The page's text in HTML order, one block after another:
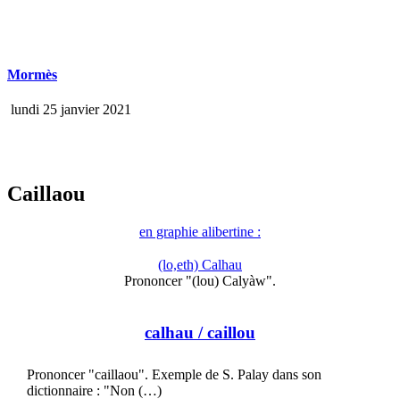
Mormès
lundi 25 janvier 2021
Caillaou
en graphie alibertine :
(lo,eth) Calhau
Prononcer "(lou) Calyàw".
calhau / caillou
Prononcer "caillaou". Exemple de S. Palay dans son
dictionnaire : "Non (…)